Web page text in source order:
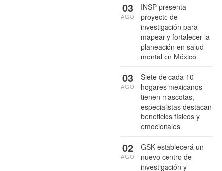
INSP presenta
proyecto de
investigación para
mapear y fortalecer la
planeación en salud
mental en México
03
AGO
Siete de cada 10
hogares mexicanos
tienen mascotas,
especialistas destacan
beneficios físicos y
emocionales
03
AGO
GSK establecerá un
nuevo centro de
investigación y
02
AGO